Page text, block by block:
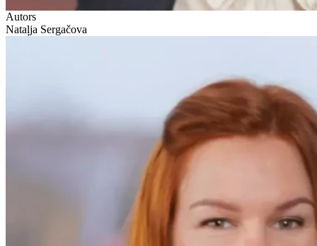
Autors
Nataļja Sergačova